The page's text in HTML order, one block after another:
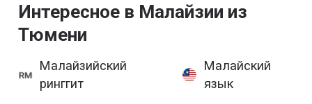
Интересное в Малайзии из
Тюмени
Малайзийский
ринггит
Малайский
язык